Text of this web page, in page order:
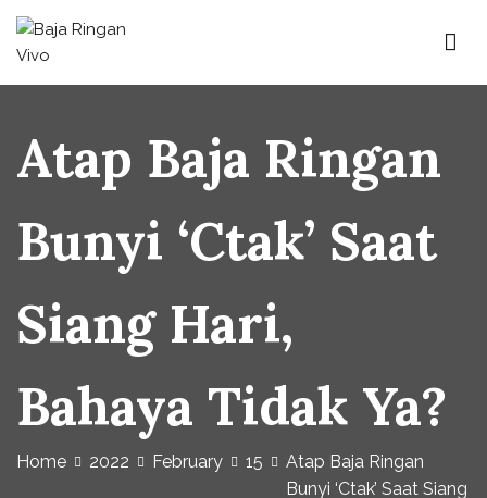
Baja Ringan Vivo
Website Baja Ringan Vivo
Atap Baja Ringan
Bunyi ‘Ctak’ Saat
Siang Hari,
Bahaya Tidak Ya?
Home 2022 February 15
Atap Baja Ringan
Bunyi ‘Ctak’ Saat Siang